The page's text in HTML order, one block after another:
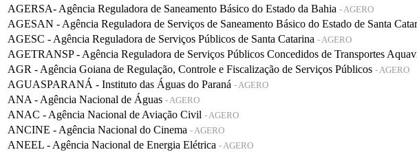
AGERSA- Agência Reguladora de Saneamento Básico do Estado da Bahia - AGERO
AGESAN - Agência Reguladora de Serviços de Saneamento Básico do Estado de Santa
AGESC - Agência Reguladora de Serviços Públicos de Santa Catarina - AGERO
AGETRANSP - Agência Reguladora de Serviços Públicos Concedidos de Transportes
AGR - Agência Goiana de Regulação, Controle e Fiscalização de Serviços Públicos - AGERO
AGUASPARANÁ - Instituto das Águas do Paraná - AGERO
ANA - Agência Nacional de Águas - AGERO
ANAC - Agência Nacional de Aviação Civil - AGERO
ANCINE - Agência Nacional do Cinema - AGERO
ANEEL - Agência Nacional de Energia Elétrica - AGERO